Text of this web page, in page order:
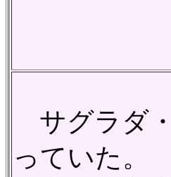
サグラダ
っていた。